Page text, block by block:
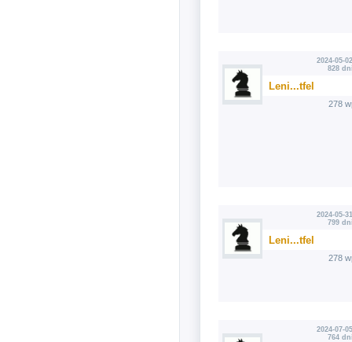
2024-05-
828
Leni...tfel
278
2024-05-
799
Leni...tfel
278
2024-07-
764